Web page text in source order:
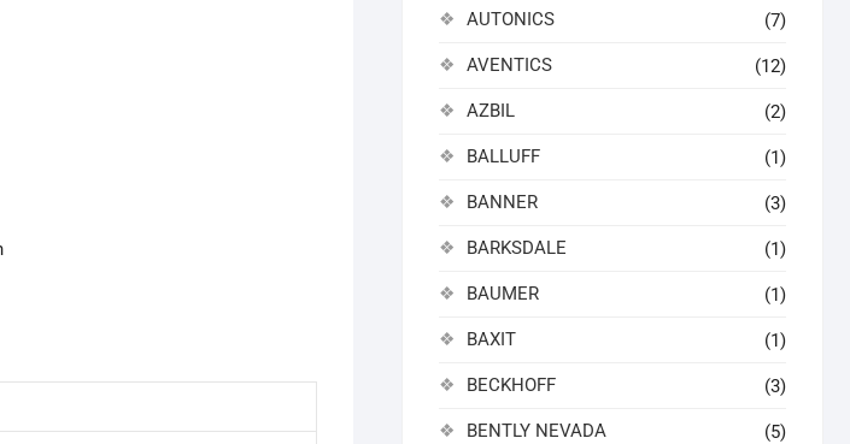
AUTONICS (7)
AVENTICS (12)
AZBIL (2)
BALLUFF (1)
BANNER (3)
BARKSDALE (1)
BAUMER (1)
BAXIT (1)
BECKHOFF (3)
BENTLY NEVADA (5)